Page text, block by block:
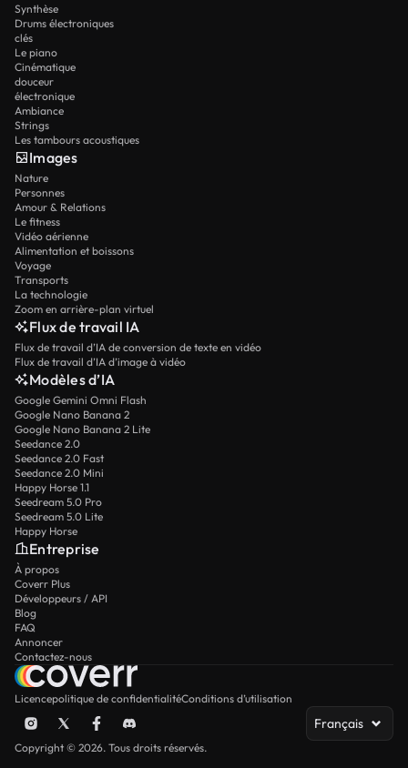
Synthèse
Drums électroniques
clés
Le piano
Cinématique
douceur
électronique
Ambiance
Strings
Les tambours acoustiques
Images
Nature
Personnes
Amour & Relations
Le fitness
Vidéo aérienne
Alimentation et boissons
Voyage
Transports
La technologie
Zoom en arrière-plan virtuel
Flux de travail IA
Flux de travail d’IA de conversion de texte en vidéo
Flux de travail d’IA d’image à vidéo
Modèles d’IA
Google Gemini Omni Flash
Google Nano Banana 2
Google Nano Banana 2 Lite
Seedance 2.0
Seedance 2.0 Fast
Seedance 2.0 Mini
Happy Horse 1.1
Seedream 5.0 Pro
Seedream 5.0 Lite
Happy Horse
Entreprise
À propos
Coverr Plus
Développeurs / API
Blog
FAQ
Annoncer
Contactez-nous
Licencepolitique de confidentialitéConditions d’utilisation
Français
Copyright © 2026. Tous droits réservés.